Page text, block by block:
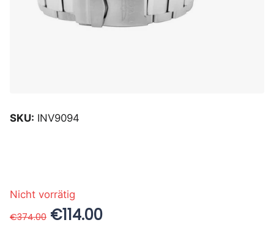
SKU: INV9094
Nicht vorrätig
€374.00 €114.00